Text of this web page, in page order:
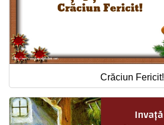
Crăciun Fericit!